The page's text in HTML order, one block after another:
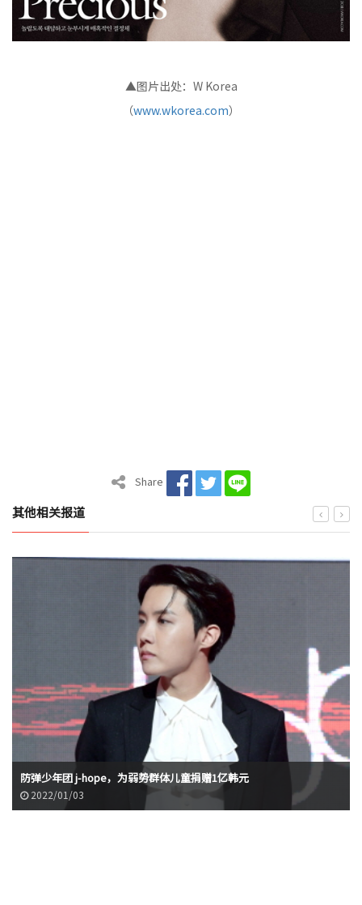
▲图片出处：W Korea
（www.wkorea.com）
Share
其他相关报道
防弹少年团 j-hope，为弱势群体儿童捐赠1亿韩元
2022/01/03